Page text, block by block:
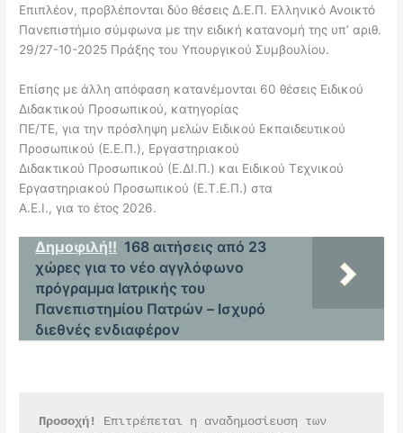
Επιπλέον, προβλέπονται δύο θέσεις Δ.Ε.Π. Ελληνικό Ανοικτό
Πανεπιστήμιο σύμφωνα με την ειδική κατανομή της υπ’ αριθ.
29/27-10-2025 Πράξης του Υπουργικού Συμβουλίου.
Επίσης με άλλη απόφαση κατανέμονται 60 θέσεις Ειδικού
Διδακτικού Προσωπικού, κατηγορίας
ΠΕ/ΤΕ, για την πρόσληψη μελών Ειδικού Εκπαιδευτικού
Προσωπικού (Ε.Ε.Π.), Εργαστηριακού
Διδακτικού Προσωπικού (Ε.ΔΙ.Π.) και Ειδικού Τεχνικού
Εργαστηριακού Προσωπικού (Ε.Τ.Ε.Π.) στα
Α.Ε.Ι., για το έτος 2026.
Δημοφιλή!! 168 αιτήσεις από 23
χώρες για το νέο αγγλόφωνο
πρόγραμμα Ιατρικής του
Πανεπιστημίου Πατρών – Ισχυρό
διεθνές ενδιαφέρον
Προσοχή!
Επιτρέπεται η αναδημοσίευση των